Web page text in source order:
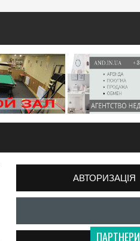
АВТОРИЗАЦІЯ
ПАРТНЕРИ